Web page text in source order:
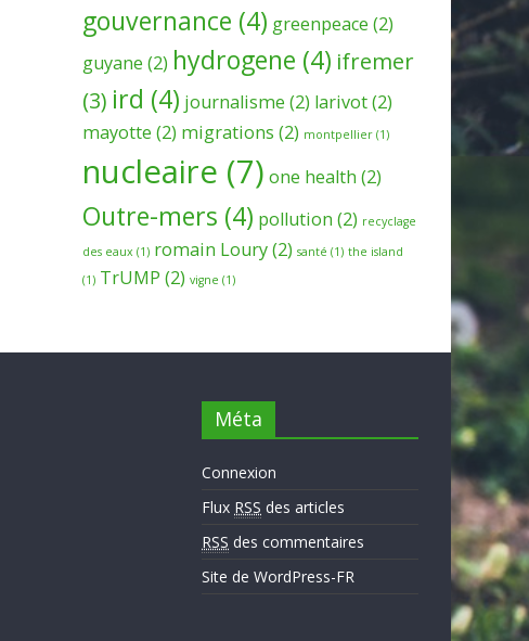
gouvernance (4) greenpeace (2)
guyane (2) hydrogene (4) ifremer
(3) ird (4) journalisme (2) larivot(2)
mayotte (2) migrations (2) montpellier (1)
nucleaire (7) one health (2)
Outre-mers (4) pollution (2) recyclage
des eaux (1) romain Loury(2) santé (1) the island
(1) TrUMP (2) vigne (1)
Méta
Connexion
Flux RSS des articles
RSS des commentaires
Site de WordPress-FR